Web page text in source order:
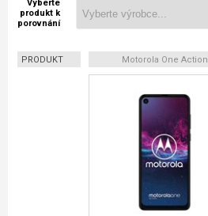
Vyberte
produkt k
porovnání
PRODUKT Motorola One Action